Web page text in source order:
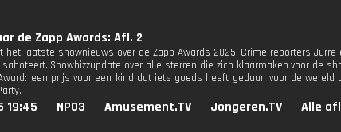
de Zapp Awards: Afl. 2
het laatste shownieuws over de Zapp Awards 2025. Crime-reporters
Showbizzupdate over alle sterren die zich klaarmaken voor de
een prijs voor een kind dat iets goeds heeft gedaan voor de wereld
19:45 NPO3 Amusement.TV Jongeren.TV Alle